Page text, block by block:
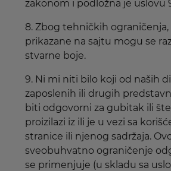
zakonom i podložna je uslovu
8. Zbog tehničkih ograničenja,
prikazane na sajtu mogu se
stvarne boje.
9. Ni mi niti bilo koji od naših
zaposlenih ili drugih
biti odgovorni za gubitak ili
proizilazi iz ili je u vezi sa
stranice ili njenog sadržaja.
sveobuhvatno ograničenje
se primenjuje (u skladu sa